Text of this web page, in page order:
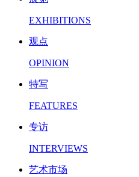
EXHIBITIONS
观点
OPINION
特写
FEATURES
专访
INTERVIEWS
艺术市场